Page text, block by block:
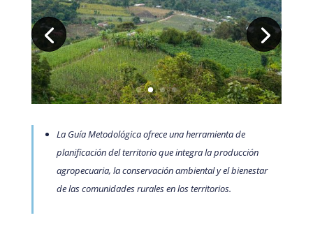
La Guía Metodológica ofrece una herramienta de
planificación del territorio que integra la producción
agropecuaria, la conservación ambiental y el bienestar
de las comunidades rurales en los territorios.